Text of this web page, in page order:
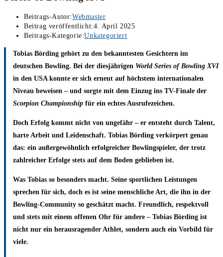
Beitrags-Autor:Webmaster
Beitrag veröffentlicht:4. April 2025
Beitrags-Kategorie:Unkategoriert
Tobias Börding gehört zu den bekanntesten Gesichtern im
deutschen Bowling. Bei der diesjährigen World Series of Bowling XVI
in den USA konnte er sich erneut auf höchstem internationalen
Niveau beweisen – und sorgte mit dem Einzug ins TV-Finale der
Scorpion Championshipfür ein echtes Ausrufezeichen.
Doch Erfolg kommt nicht von ungefähr – er entsteht durch Talent,
harte Arbeit und Leidenschaft. Tobias Börding verkörpert genau
das: ein außergewöhnlich erfolgreicher Bowlingspieler, der trotz
zahlreicher Erfolge stets auf dem Boden geblieben ist.
Was Tobias so besonders macht. Seine sportlichen Leistungen
sprechen für sich, doch es ist seine menschliche Art, die ihn in der
Bowling-Community so geschätzt macht. Freundlich, respektvoll
und stets mit einem offenen Ohr für andere – Tobias Börding ist
nicht nur ein herausragender Athlet, sondern auch ein Vorbild für
viele.